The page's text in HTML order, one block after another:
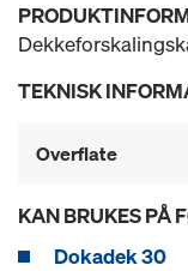
TEKNISK
Overflate
KAN BRUKES PÅ
Dokadek 30